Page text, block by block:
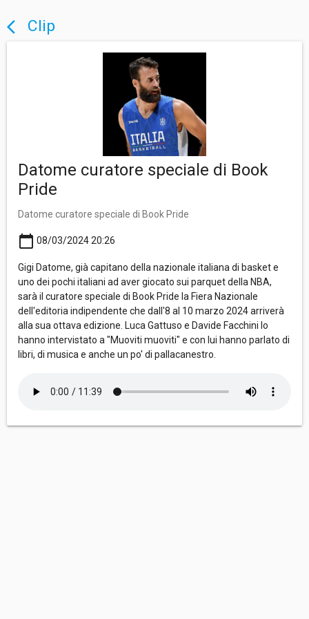
arrow_back_ios Clip
Datome curatore speciale di Book
Pride
Datome curatore speciale di Book Pride
calendar_today 08/03/2024 20:26
Gigi Datome, già capitano della nazionale italiana di basket e
uno dei pochi italiani ad aver giocato sui parquet della NBA,
sarà il curatore speciale di Book Pride la Fiera Nazionale
dell'editoria indipendente che dall'8 al 10 marzo 2024 arriverà
alla sua ottava edizione. Luca Gattuso e Davide Facchini lo
hanno intervistato a "Muoviti muoviti" e con lui hanno parlato di
libri, di musica e anche un po' di pallacanestro.